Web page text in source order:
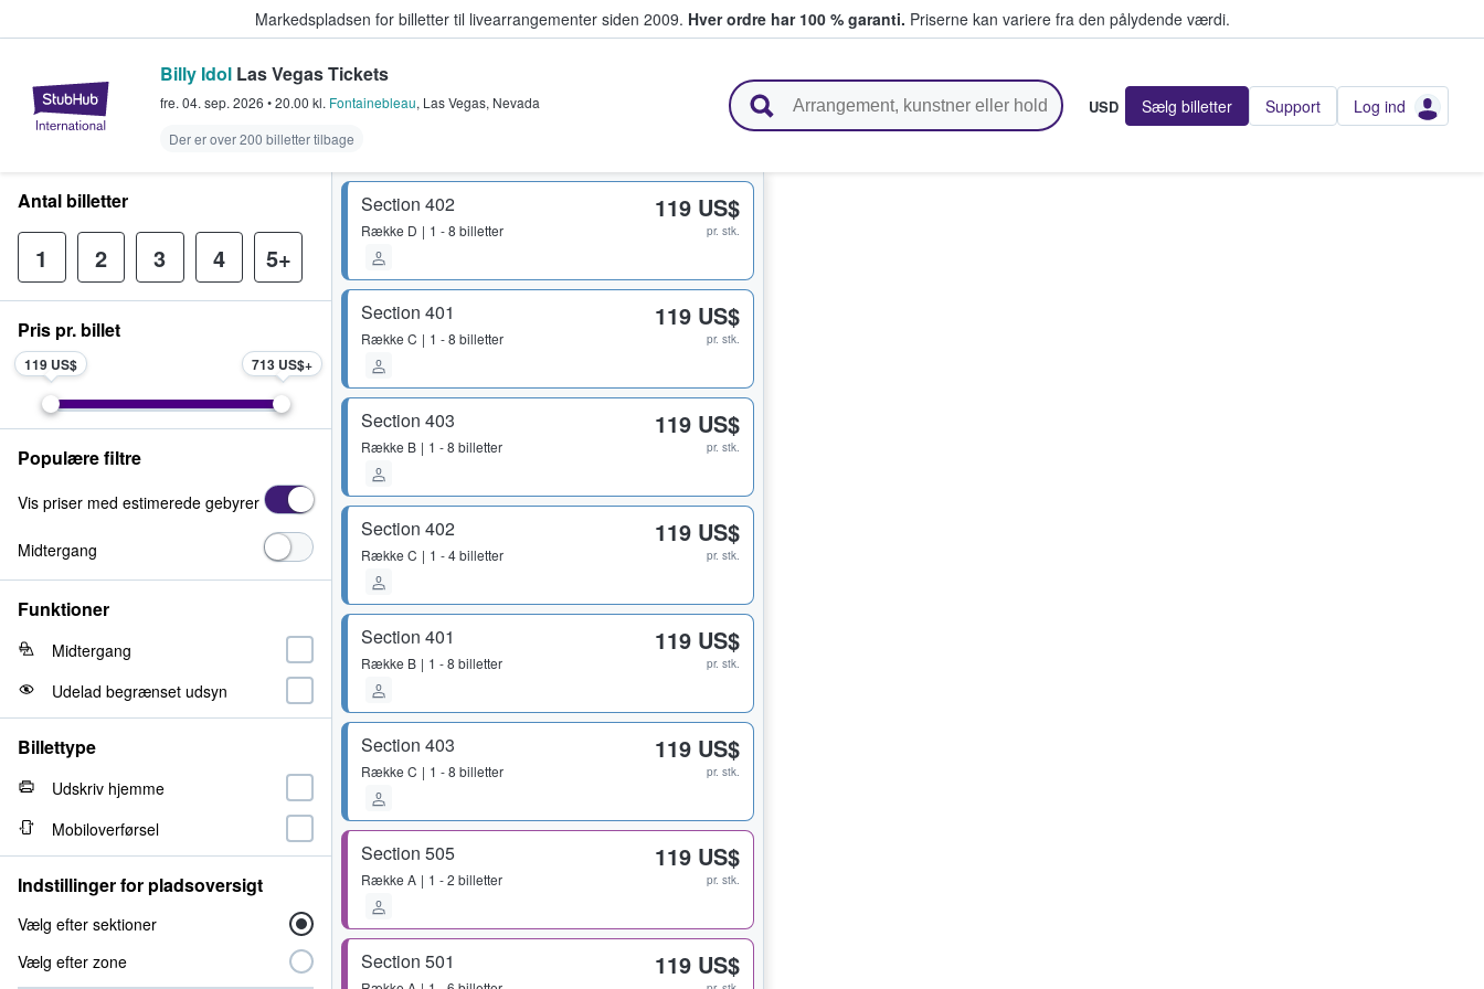
Markedspladsen for billetter til livearrangementer siden 2009. Hver ordre har 100 % garanti. Priserne kan variere fra den pålydende værdi.
StubHub - Hvor fans køber og sælger billetter
Billy Idol Las Vegas Tickets
fre. 04. sep. 2026 •20.00 kl. Fontainebleau, Las Vegas, Nevada
Der er over 200 billetter tilbage
USD Sælg billetter Support Log ind
Section 402
Række D 1 - 8 billetter
119 US$
pr. stk.
Section 401
Række C 1 - 8 billetter
119 US$
pr. stk.
Section 403
Række B 1 - 8 billetter
119 US$
pr. stk.
Section 402
Række C 1 - 4 billetter
119 US$
pr. stk.
Section 401
Række B 1 - 8 billetter
119 US$
pr. stk.
Section 403
Række C 1 - 8 billetter
119 US$
pr. stk.
Section 505
Række A 1 - 2 billetter
119 US$
pr. stk.
Section 501 119 US$
Antal billetter
1 2 3 4 5+
Pris pr. billet
119 US$ 713 US$
Populære filtre
Vis priser med estimerede gebyrer
Midtergang
Funktioner
Midtergang
Udelad begrænset udsyn
Billettype
Udskriv hjemme
Mobiloverførsel
Indstillinger for pladsoversigt
Vælg efter sektioner
Vælg efter zone